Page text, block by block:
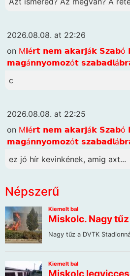
2026.08.08. at 22:26
on M𝗶é𝗿𝘁 𝗻𝗲𝗺 𝗮𝗸𝗮𝗿𝗷á𝗸 𝗦𝘇𝗮𝗯ó
𝗺𝗮𝗴á𝗻𝗻𝘆𝗼𝗺𝗼𝘇ó𝘁
c
2026.08.08. at 22:25
on M𝗶é𝗿𝘁 𝗻𝗲𝗺 𝗮𝗸𝗮𝗿𝗷á𝗸 𝗦𝘇𝗮𝗯ó
𝗺𝗮𝗴á𝗻𝗻𝘆𝗼𝗺𝗼𝘇ó𝘁
ez jó hír kevinkének, amig axt...
Népszerű